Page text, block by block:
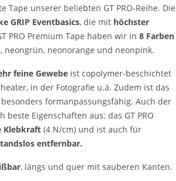
Tape unserer beliebten GT PRO-Reihe. Die
GRIP Eventbasics, die mit höchster
PRO Premium Tape haben wir in 8 Farben
neongrün, neonorange und neonpink.
feine Gewebe ist copolymer-beschichtet
in der Fotografie u.ä. Zudem ist das
formanpassungsfähig. Auch der
Eigenschaften aus: das GT PRO
Klebkraft (4 N/cm) und ist auch für
entfernbar.
, längs und quer mit sauberen Kanten.